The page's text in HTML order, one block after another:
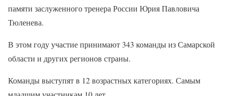
памяти заслуженного тренера России Юрия Павловича
Тюленева.
В этом году участие принимают 343 команды из Самарской
области и других регионов страны.
Команды выступят в 12 возрастных категориях. Самым